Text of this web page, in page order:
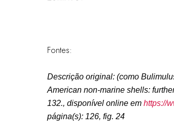
Fontes:
Descrição original: (como
American non-marine shells:
132., disponível online em https://
página(s): 126, fig. 24